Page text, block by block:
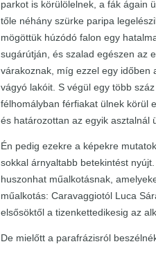
parkot is körülölelnek, a fák ágain
tőle néhány szürke paripa
mögöttük húzódó falon egy
sugárútján, és szalad egészen az
várakoznak, míg ezzel egy időben
vágyó lakóit. S végül egy több
félhomályban férfiakat ülnek körül
és határozottan az egyik asztalnál
Én pedig ezekre a képekre
sokkal árnyaltabb betekintést
huszonhat műalkotásnak,
műalkotás: Caravaggiotól Luca
elsősöktől a tizenkettedikesig az
De mielőtt a parafrázisról